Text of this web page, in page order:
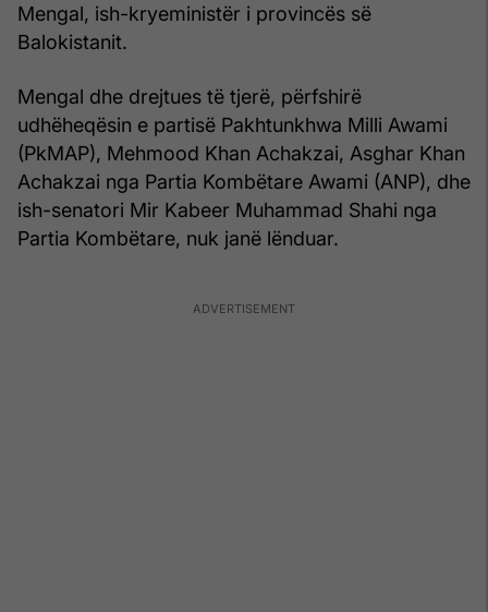
Mengal, ish-kryeministër i provincës së
Balokistanit.
Mengal dhe drejtues të tjerë, përfshirë
udhëheqësin e partisë Pakhtunkhwa Milli Awami
(PkMAP), Mehmood Khan Achakzai, Asghar Khan
Achakzai nga Partia Kombëtare Awami (ANP), dhe
ish-senatori Mir Kabeer Muhammad Shahi nga
Partia Kombëtare, nuk janë lënduar.